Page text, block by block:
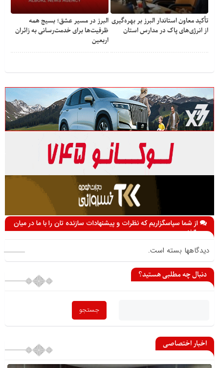
تأکید معاون استاندار البرز بر بهره‌گیری
از انرژی‌های پاک در مدارس استان
البرز در مسیر عشق؛ بسیج همه
ظرفیت‌ها برای خدمت‌رسانی به زائران
اربعین
از شما سپاسگزاریم که نظرات و پیشنهادات سازنده تان را با ما در میان
می گذارید
دیدگاهها بسته است.
دنبال چه مطلبی هستید؟
اخبار اختصاصی